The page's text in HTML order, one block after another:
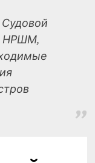
Судовой
НРШМ,